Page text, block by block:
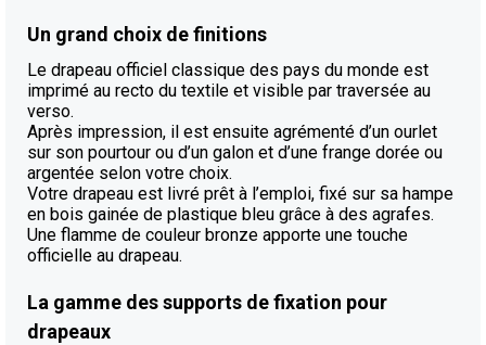
Un grand choix de finitions
Le drapeau officiel classique des pays du monde est
imprimé au recto du textile et visible par traversée au
verso.
Après impression, il est ensuite agrémenté d’un ourlet
sur son pourtour ou d’un galon et d’une frange dorée ou
argentée selon votre choix.
Votre drapeau est livré prêt à l’emploi, fixé sur sa hampe
en bois gainée de plastique bleu grâce à des agrafes.
Une flamme de couleur bronze apporte une touche
officielle au drapeau.
La gamme des supports de fixation pour
drapeaux